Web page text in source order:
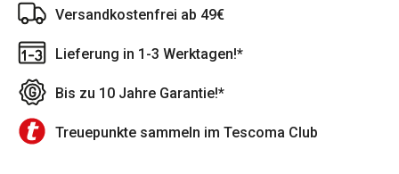
Versandkostenfrei ab 49€
Lieferung in 1-3 Werktagen!*
Bis zu 10 Jahre Garantie!*
Treuepunkte sammeln im Tescoma Club